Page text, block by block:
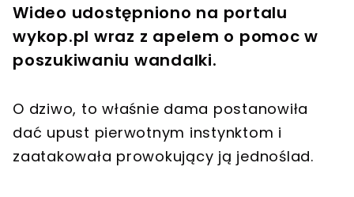
Wideo udostępniono na portalu
wykop.pl wraz z apelem o pomoc w
poszukiwaniu wandalki.
O dziwo, to właśnie dama postanowiła
dać upust pierwotnym instynktom i
zaatakowała prowokujący ją jednoślad.